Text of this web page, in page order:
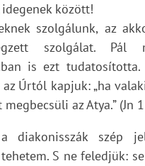
idegenek között!
szolgálunk, az
szolgálat. Pál
is ezt tudatosította.
Úrtól kapjuk: „ha
az Atya.” (Jn
diakonisszák szép
S ne feledjük: